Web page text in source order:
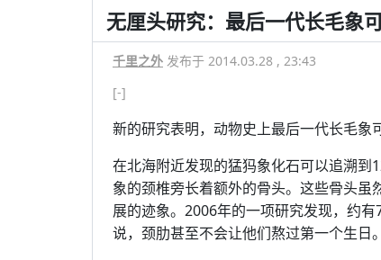
无厘头研究：最后一代长毛象
千里之外 发布于 2014.03.28 , 23:43
[-]
新的研究表明，动物史上最后一代长毛象
在北海附近发现的猛犸象化石可以追溯
象的颈椎旁长着额外的骨头。这些骨头
展的迹象。2006年的一项研究发现，约
说，颈肋甚至不会让他们熬过第一个生日。